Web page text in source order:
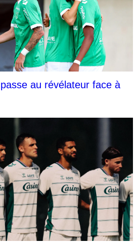
au révélateur face à